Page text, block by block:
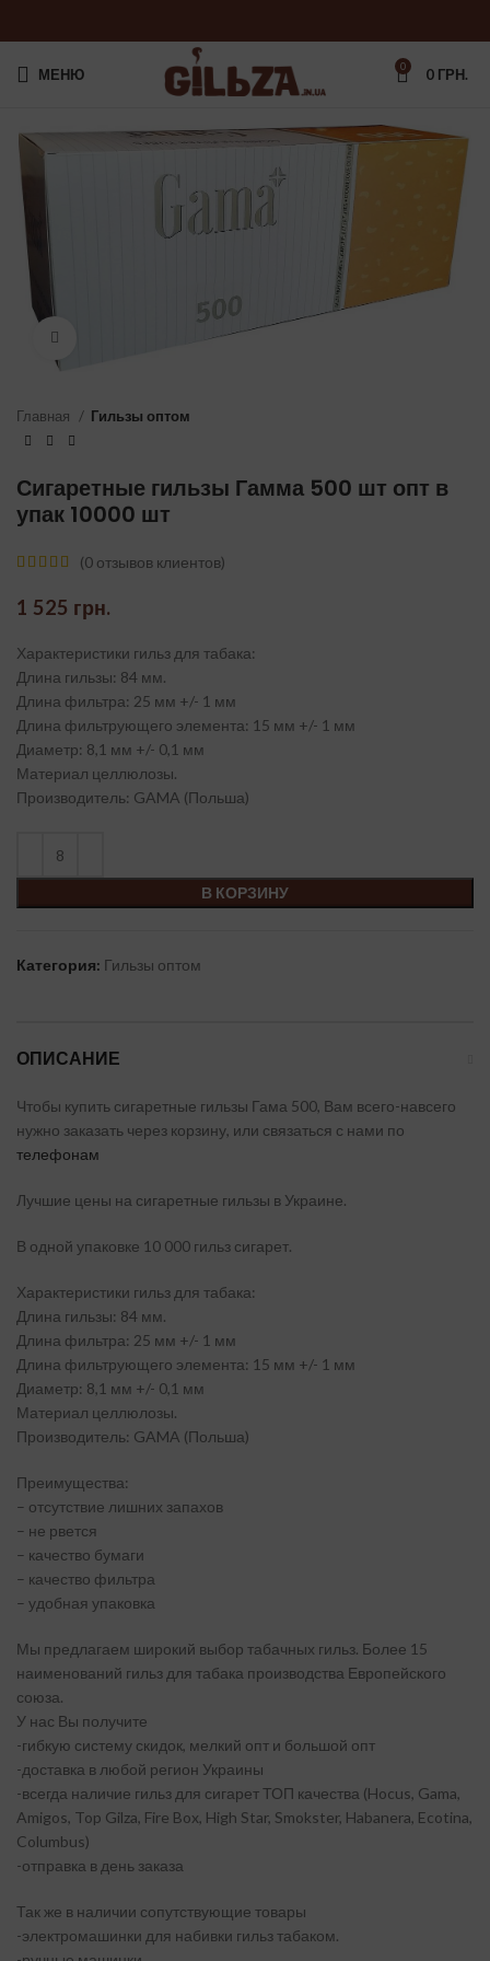
МЕНЮ 0 0 ГРН.
Нажмите, чтобы увеличить
Главная Гильзы оптом
Сигаретные гильзы Гамма 500 шт опт в
упак 10000 шт
(0 отзывов клиентов)
1 525 грн.
Характеристики гильз для табака:
Длина гильзы: 84 мм.
Длина фильтра: 25 мм +/- 1 мм
Длина фильтрующего элемента: 15 мм +/- 1 мм
Диаметр: 8,1 мм +/- 0,1 мм
Материал целлюлозы.
Производитель: GAMA (Польша)
В КОРЗИНУ
Категория: Гильзы оптом
ОПИСАНИЕ
Чтобы купить сигаретные гильзы Гама 500, Вам всего-навсего
нужно заказать через корзину, или связаться с нами по
телефонам
Лучшие цены на сигаретные гильзы в Украине.
В одной упаковке 10 000 гильз сигарет.
Характеристики гильз для табака:
Длина гильзы: 84 мм.
Длина фильтра: 25 мм +/- 1 мм
Длина фильтрующего элемента: 15 мм +/- 1 мм
Диаметр: 8,1 мм +/- 0,1 мм
Материал целлюлозы.
Производитель: GAMA (Польша)
Преимущества:
– отсутствие лишних запахов
– не рвется
– качество бумаги
– качество фильтра
– удобная упаковка
Мы предлагаем широкий выбор табачных гильз. Более 15
наименований гильз для табака производства Европейского
союза.
У нас Вы получите
-гибкую систему скидок, мелкий опт и большой опт
-доставка в любой регион Украины
-всегда наличие гильз для сигарет ТОП качества (Hocus, Gama,
Amigos, Top Gilza, Fire Box, High Star, Smokster, Habanera, Ecotina,
Columbus)
-отправка в день заказа
Так же в наличии сопутствующие товары
-электромашинки для набивки гильз табаком.